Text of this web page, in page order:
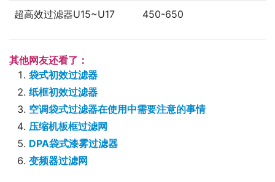
超高效过滤器U15~U17 450-650
其他网友还看了：
袋式初效过滤器
纸框初效过滤器
空调袋式过滤器在使用中需要注意的事情
压缩机板框过滤网
DPA袋式漆雾过滤器
变频器过滤网